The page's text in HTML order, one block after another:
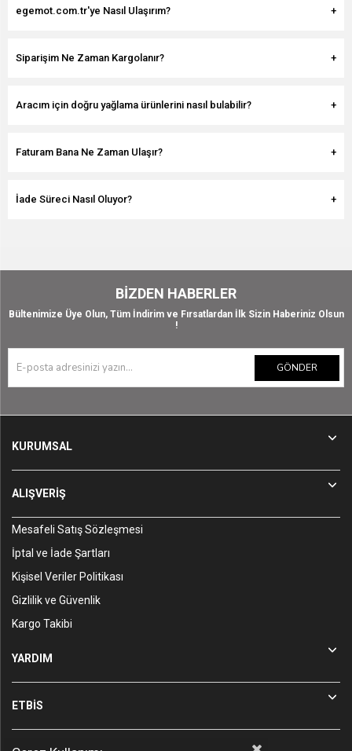
egemot.com.tr'ye Nasıl Ulaşırım?
Siparişim Ne Zaman Kargolanır?
Aracım için doğru yağlama ürünlerini nasıl bulabilir?
Faturam Bana Ne Zaman Ulaşır?
İade Süreci Nasıl Oluyor?
BIZDEN HABERLER
Bültenimize Üye Olun, Tüm İndirim ve Fırsatlardan İlk Sizin Haberiniz Olsun
!
GÖNDER
KURUMSAL
ALIŞVERİŞ
Mesafeli Satış Sözleşmesi
İptal ve İade Şartları
Kişisel Veriler Politikası
Gizlilik ve Güvenlik
Kargo Takibi
YARDIM
ETBİS